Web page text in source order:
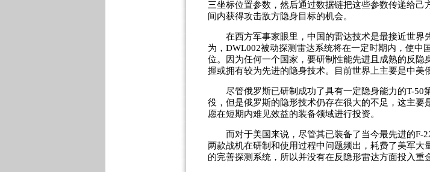
三坐标位置参数，然后通过数据链把这些参数传递给
间内获得攻击敌方隐身目标的机会。
在西方军事家眼里，中国的雷达技术是最接近世界
为，DWL002被动探测雷达系统将在一定时期内，使中
位。因为任何一个国家，要研制性能先进且成熟的反
握或拥有较为先进的隐身技术。目前世界上主要是中美
尽管俄罗斯已研制成功了具有一定隐身能力的T-50
役，但是俄罗斯的隐形技术仍存在很大的不足，这主要
愿在短期内难见效益的装备领域进行投资。
而对于美国来说，尽管其已装备了当今最先进的F-
两款战机在研制和使用过程中问题频出，耗费了美军大
的完善探测系统，所以并没有在反隐形雷达方面投入重